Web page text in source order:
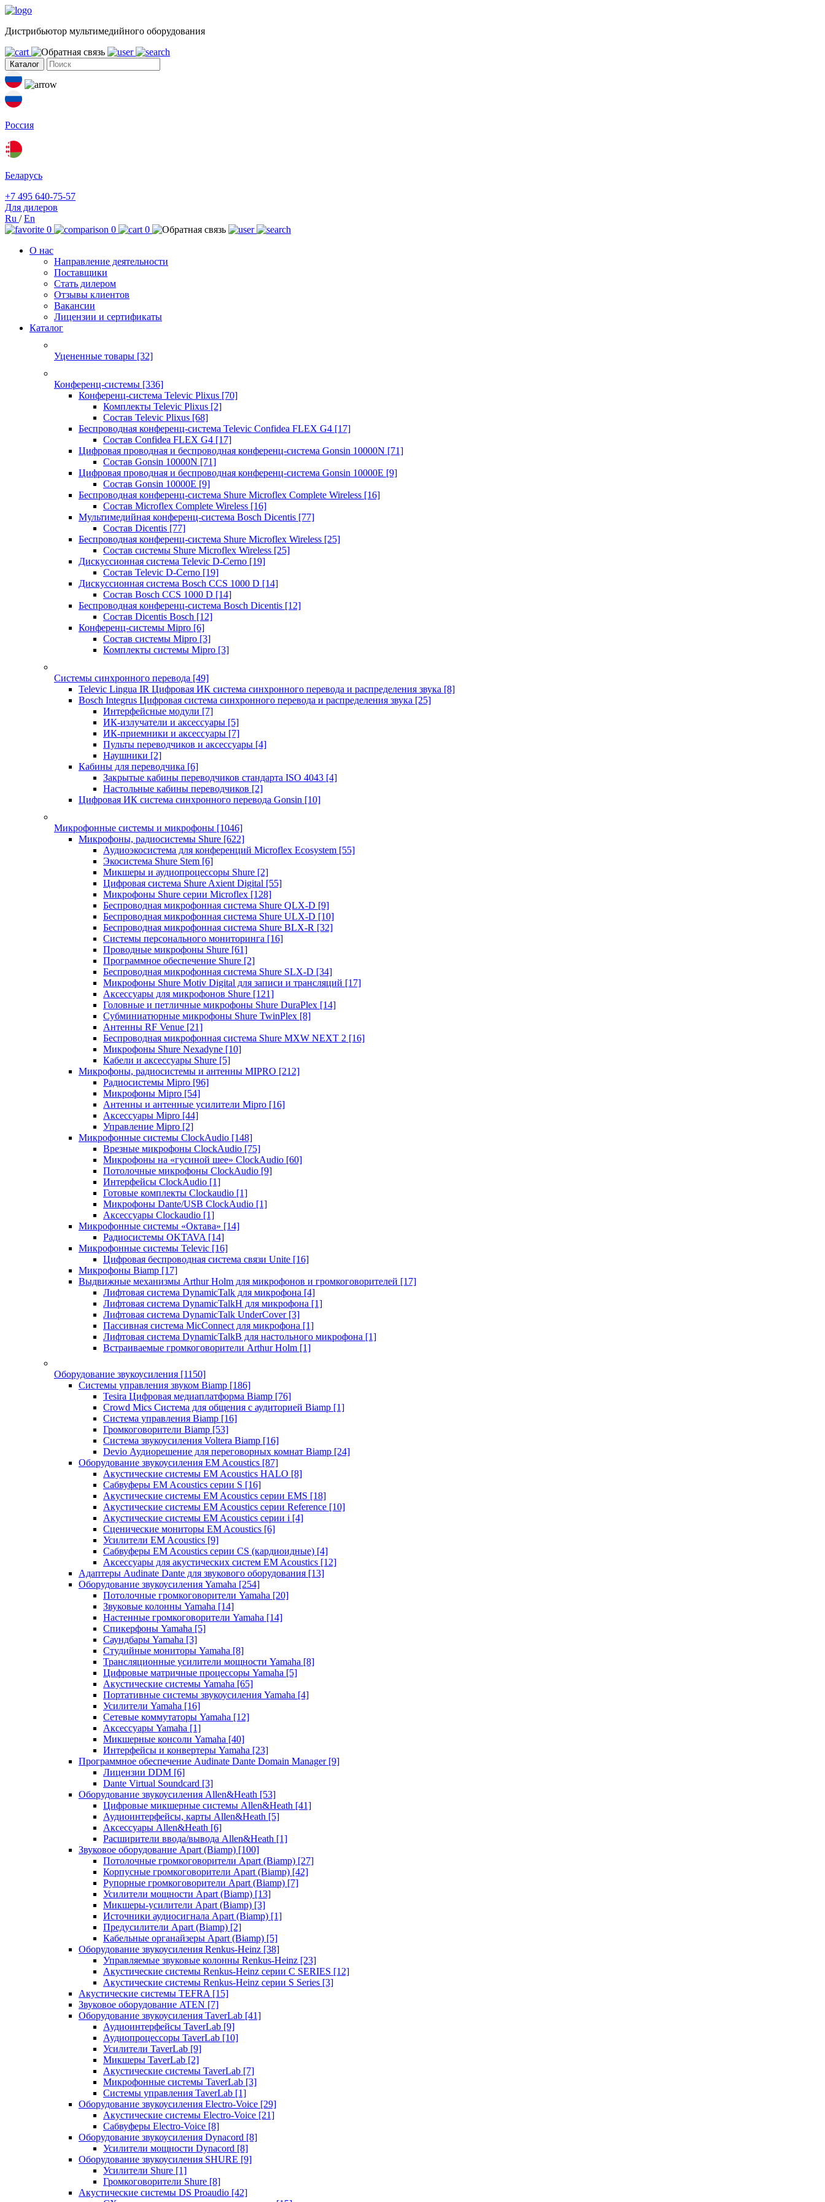
Дистрибьютор мультимедийного оборудования
Каталог
Россия
Беларусь
+7 495 640-75-57
Для дилеров
Ru /En
0
0
0
О нас
Направление деятельности
Поставщики
Стать дилером
Отзывы клиентов
Вакансии
Лицензии и сертификаты
Каталог
Уцененные товары [32]
Конференц-системы [336]
Конференц-система Televic Plixus [70]
Комплекты Televic Plixus [2]
Состав Televic Plixus [68]
Беспроводная конференц-система Televic Confidea FLEX G4 [17]
Состав Confidea FLEX G4 [17]
Цифровая проводная и беспроводная конференц-система Gonsin 10000N [71]
Состав Gonsin 10000N [71]
Цифровая проводная и беспроводная конференц-система Gonsin 10000E [9]
Состав Gonsin 10000E [9]
Беспроводная конференц-система Shure Microflex Complete Wireless [16]
Состав Microflex Complete Wireless [16]
Мультимедийная конференц-система Bosch Dicentis [77]
Состав Dicentis [77]
Беспроводная конференц-система Shure Microflex Wireless [25]
Состав системы Shure Microflex Wireless [25]
Дискуссионная система Televic D-Cerno [19]
Состав Televic D-Cerno [19]
Дискуссионная система Bosch CCS 1000 D [14]
Состав Bosch CCS 1000 D [14]
Беспроводная конференц-система Bosch Dicentis [12]
Состав Dicentis Bosch [12]
Конференц-системы Mipro [6]
Состав системы Mipro [3]
Комплекты системы Mipro [3]
Системы синхронного перевода [49]
Televic Lingua IR Цифровая ИК система синхронного перевода и распределения звука [8]
Bosch Integrus Цифровая система синхронного перевода и распределения звука [25]
Интерфейсные модули [7]
ИК-излучатели и аксессуары [5]
ИК-приемники и аксессуары [7]
Пульты переводчиков и аксессуары [4]
Наушники [2]
Кабины для переводчика [6]
Закрытые кабины переводчиков стандарта ISO 4043 [4]
Настольные кабины переводчиков [2]
Цифровая ИК система синхронного перевода Gonsin [10]
Микрофонные системы и микрофоны [1046]
Микрофоны, радиосистемы Shure [622]
Аудиоэкосистема для конференций Microflex Ecosystem [55]
Экосистема Shure Stem [6]
Микшеры и аудиопроцессоры Shure [2]
Цифровая система Shure Axient Digital [55]
Микрофоны Shure серии Microflex [128]
Беспроводная микрофонная система Shure QLX-D [9]
Беспроводная микрофонная система Shure ULX-D [10]
Беспроводная микрофонная система Shure BLX-R [32]
Системы персонального мониторинга [16]
Проводные микрофоны Shure [61]
Программное обеспечение Shure [2]
Беспроводная микрофонная система Shure SLX-D [34]
Микрофоны Shure Motiv Digital для записи и трансляций [17]
Аксессуары для микрофонов Shure [121]
Головные и петличные микрофоны Shure DuraPlex [14]
Субминиатюрные микрофоны Shure TwinPlex [8]
Антенны RF Venue [21]
Беспроводная микрофонная система Shure MXW NEXT 2 [16]
Микрофоны Shure Nexadyne [10]
Кабели и аксессуары Shure [5]
Микрофоны, радиосистемы и антенны MIPRO [212]
Радиосистемы Mipro [96]
Микрофоны Mipro [54]
Антенны и антенные усилители Mipro [16]
Аксессуары Mipro [44]
Управление Mipro [2]
Микрофонные системы ClockAudio [148]
Врезные микрофоны ClockAudio [75]
Микрофоны на «гусиной шее» ClockAudio [60]
Потолочные микрофоны ClockAudio [9]
Интерфейсы ClockAudio [1]
Готовые комплекты Clockaudio [1]
Микрофоны Dante/USB ClockAudio [1]
Аксессуары Clockaudio [1]
Микрофонные системы «Октава» [14]
Радиосистемы OKTAVA [14]
Микрофонные системы Televic [16]
Цифровая беспроводная система связи Unite [16]
Микрофоны Biamp [17]
Выдвижные механизмы Arthur Holm для микрофонов и громкоговорителей [17]
Лифтовая система DynamicTalk для микрофона [4]
Лифтовая система DynamicTalkH для микрофона [1]
Лифтовая система DynamicTalk UnderCover [3]
Пассивная система MicConnect для микрофона [1]
Лифтовая система DynamicTalkB для настольного микрофона [1]
Встраиваемые громкоговорители Arthur Holm [1]
Оборудование звукоусиления [1150]
Системы управления звуком Biamp [186]
Tesira Цифровая медиаплатформа Biamp [76]
Crowd Mics Система для общения с аудиторией Biamp [1]
Система управления Biamp [16]
Громкоговорители Biamp [53]
Система звукоусиления Voltera Biamp [16]
Devio Аудиорешение для переговорных комнат Biamp [24]
Оборудование звукоусиления EM Acoustics [87]
Акустические системы EM Acoustics HALO [8]
Сабвуферы EM Acoustics серии S [16]
Акустические системы EM Acoustics серии EMS [18]
Акустические системы EM Acoustics серии Reference [10]
Акустические системы EM Acoustics серии i [4]
Сценические мониторы EM Acoustics [6]
Усилители EM Acoustics [9]
Сабвуферы EM Acoustics серии CS (кардиоидные) [4]
Аксессуары для акустических систем EM Acoustics [12]
Адаптеры Audinate Dante для звукового оборудования [13]
Оборудование звукоусиления Yamaha [254]
Потолочные громкоговорители Yamaha [20]
Звуковые колонны Yamaha [14]
Настенные громкоговорители Yamaha [14]
Спикерфоны Yamaha [5]
Саундбары Yamaha [3]
Студийные мониторы Yamaha [8]
Трансляционные усилители мощности Yamaha [8]
Цифровые матричные процессоры Yamaha [5]
Акустические системы Yamaha [65]
Портативные системы звукоусиления Yamaha [4]
Усилители Yamaha [16]
Сетевые коммутаторы Yamaha [12]
Аксессуары Yamaha [1]
Микшерные консоли Yamaha [40]
Интерфейсы и конвертеры Yamaha [23]
Программное обеспечение Audinate Dante Domain Manager [9]
Лицензии DDM [6]
Dante Virtual Soundcard [3]
Оборудование звукоусиления Allen&Heath [53]
Цифровые микшерные системы Allen&Heath [41]
Аудиоинтерфейсы, карты Allen&Heath [5]
Аксессуары Allen&Heath [6]
Расширители ввода/вывода Allen&Heath [1]
Звуковое оборудование Apart (Biamp) [100]
Потолочные громкоговорители Apart (Biamp) [27]
Корпусные громкоговорители Apart (Biamp) [42]
Рупорные громкоговорители Apart (Biamp) [7]
Усилители мощности Apart (Biamp) [13]
Микшеры-усилители Apart (Biamp) [3]
Источники аудиосигнала Apart (Biamp) [1]
Предусилители Apart (Biamp) [2]
Кабельные органайзеры Apart (Biamp) [5]
Оборудование звукоусиления Renkus-Heinz [38]
Управляемые звуковые колонны Renkus-Heinz [23]
Акустические системы Renkus-Heinz серии C SERIES [12]
Акустические системы Renkus-Heinz серии S Series [3]
Акустические системы TEFRA [15]
Звуковое оборудование ATEN [7]
Оборудование звукоусиления TaverLab [41]
Аудиоинтерфейсы TaverLab [9]
Аудиопроцессоры TaverLab [10]
Усилители TaverLab [9]
Микшеры TaverLab [2]
Акустические системы TaverLab [7]
Микрофонные системы TaverLab [3]
Системы управления TaverLab [1]
Оборудование звукоусиления Electro-Voice [29]
Акустические системы Electro-Voice [21]
Сабвуферы Electro-Voice [8]
Оборудование звукоусиления Dynacord [8]
Усилители мощности Dynacord [8]
Оборудование звукоусиления SHURE [9]
Усилители Shure [1]
Громкоговорители Shure [8]
Акустические системы DS Proaudio [42]